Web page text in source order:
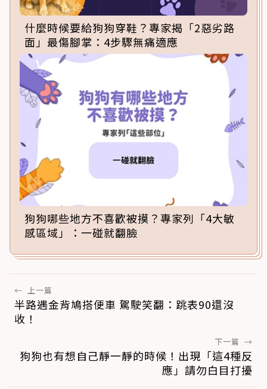
什麼時候要給狗狗穿鞋？專家揭「2惡劣路
面」最傷腳掌：4步驟無痛適應
狗狗哪些地方不喜歡被摸？專家列「4大敏
感區域」：一碰就翻臉
← 上一篇
半路遇金背鳩搭便車 駕駛笑翻：跳表90還沒
收！
下一篇 →
狗狗也有想自己靜一靜的時候！出現「這4種反
應」請勿白目打擾